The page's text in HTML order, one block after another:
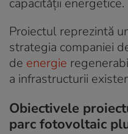
Proiectul reprezintă
strategia companiei
de energie
a infrastructurii
Obiectivele
parc fotovoltaic